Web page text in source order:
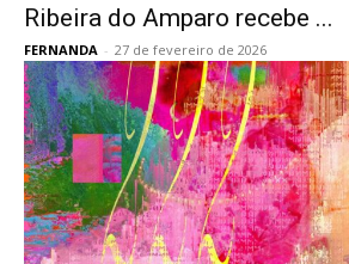
Ribeira do Amparo recebe ...
FERNANDA - 27 de fevereiro de 2026